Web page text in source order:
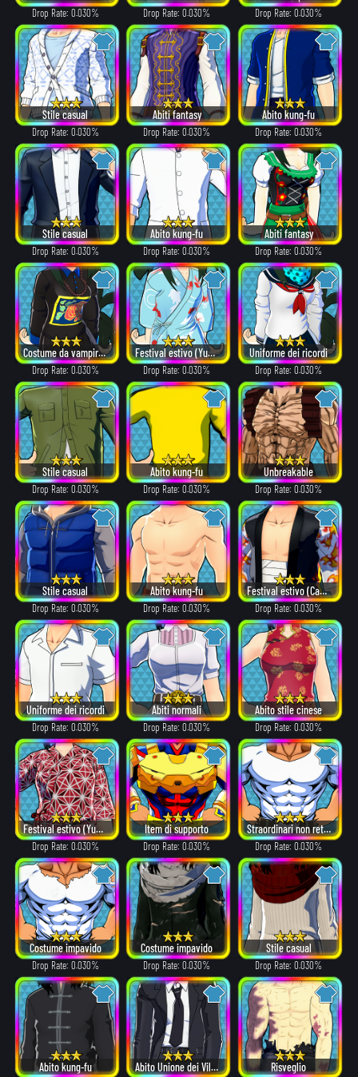
Drop Rate: 0.030% Drop Rate: 0.030% Drop Rate: 0.030%
Stile casual
Drop Rate: 0.030%
Abiti fantasy
Drop Rate: 0.030%
Abito kung-fu
Drop Rate: 0.030%
Stile casual
Drop Rate: 0.030%
Abito kung-fu
Drop Rate: 0.030%
Abiti fantasy
Drop Rate: 0.030%
Costume da vampiro cinese
Drop Rate: 0.030%
Festival estivo (Yukata)
Drop Rate: 0.030%
Uniforme dei ricordi
Drop Rate: 0.030%
Stile casual
Drop Rate: 0.030%
Abito kung-fu
Drop Rate: 0.030%
Unbreakable
Drop Rate: 0.030%
Stile casual
Drop Rate: 0.030%
Abito kung-fu
Drop Rate: 0.030%
Festival estivo (Cappotto)
Drop Rate: 0.030%
Uniforme dei ricordi
Drop Rate: 0.030%
Abiti normali
Drop Rate: 0.030%
Abito stile cinese
Drop Rate: 0.030%
Festival estivo (Yukata)
Drop Rate: 0.030%
Item di supporto
Drop Rate: 0.030%
Straordinari non retribuiti
Drop Rate: 0.030%
Costume impavido
Drop Rate: 0.030%
Costume impavido
Drop Rate: 0.030%
Stile casual
Drop Rate: 0.030%
Abito kung-fu Abito Unione dei Villain Risveglio